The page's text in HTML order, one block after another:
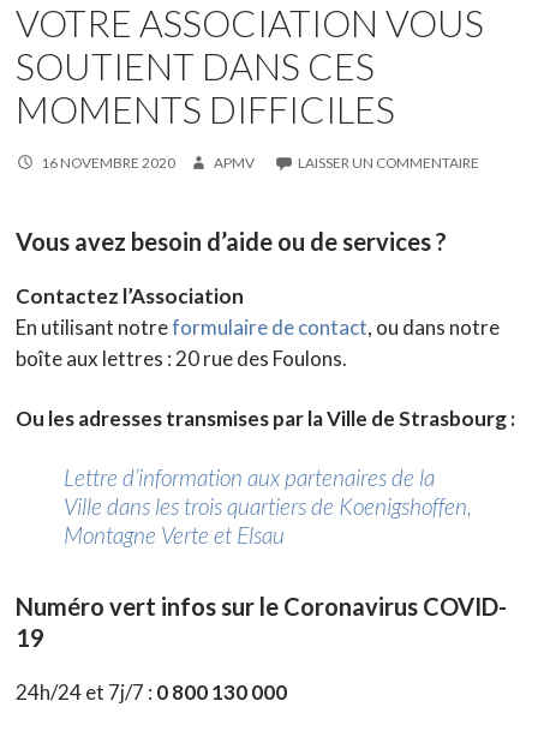
VOTRE ASSOCIATION VOUS
SOUTIENT DANS CES
MOMENTS DIFFICILES
16 NOVEMBRE 2020 APMV LAISSER UN COMMENTAIRE
Vous avez besoin d’aide ou de services ?
Contactez l’Association
En utilisant notreformulaire de contact, ou dans notre
boîte aux lettres : 20 rue des Foulons.
Ou les adresses transmises par la Ville de Strasbourg :
Lettre d’information aux partenaires de la
Ville dans les trois quartiers de Koenigshoffen,
Montagne Verte et Elsau
Numéro vert infos sur le Coronavirus COVID-
19
24h/24 et 7j/7 : 0 800 130 000